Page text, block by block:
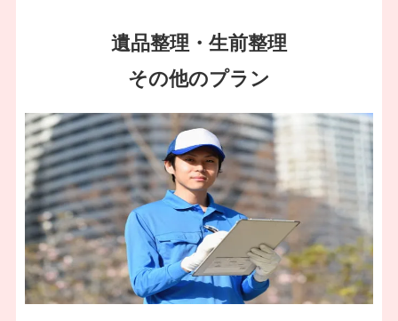
遺品整理・生前整理
その他のプラン